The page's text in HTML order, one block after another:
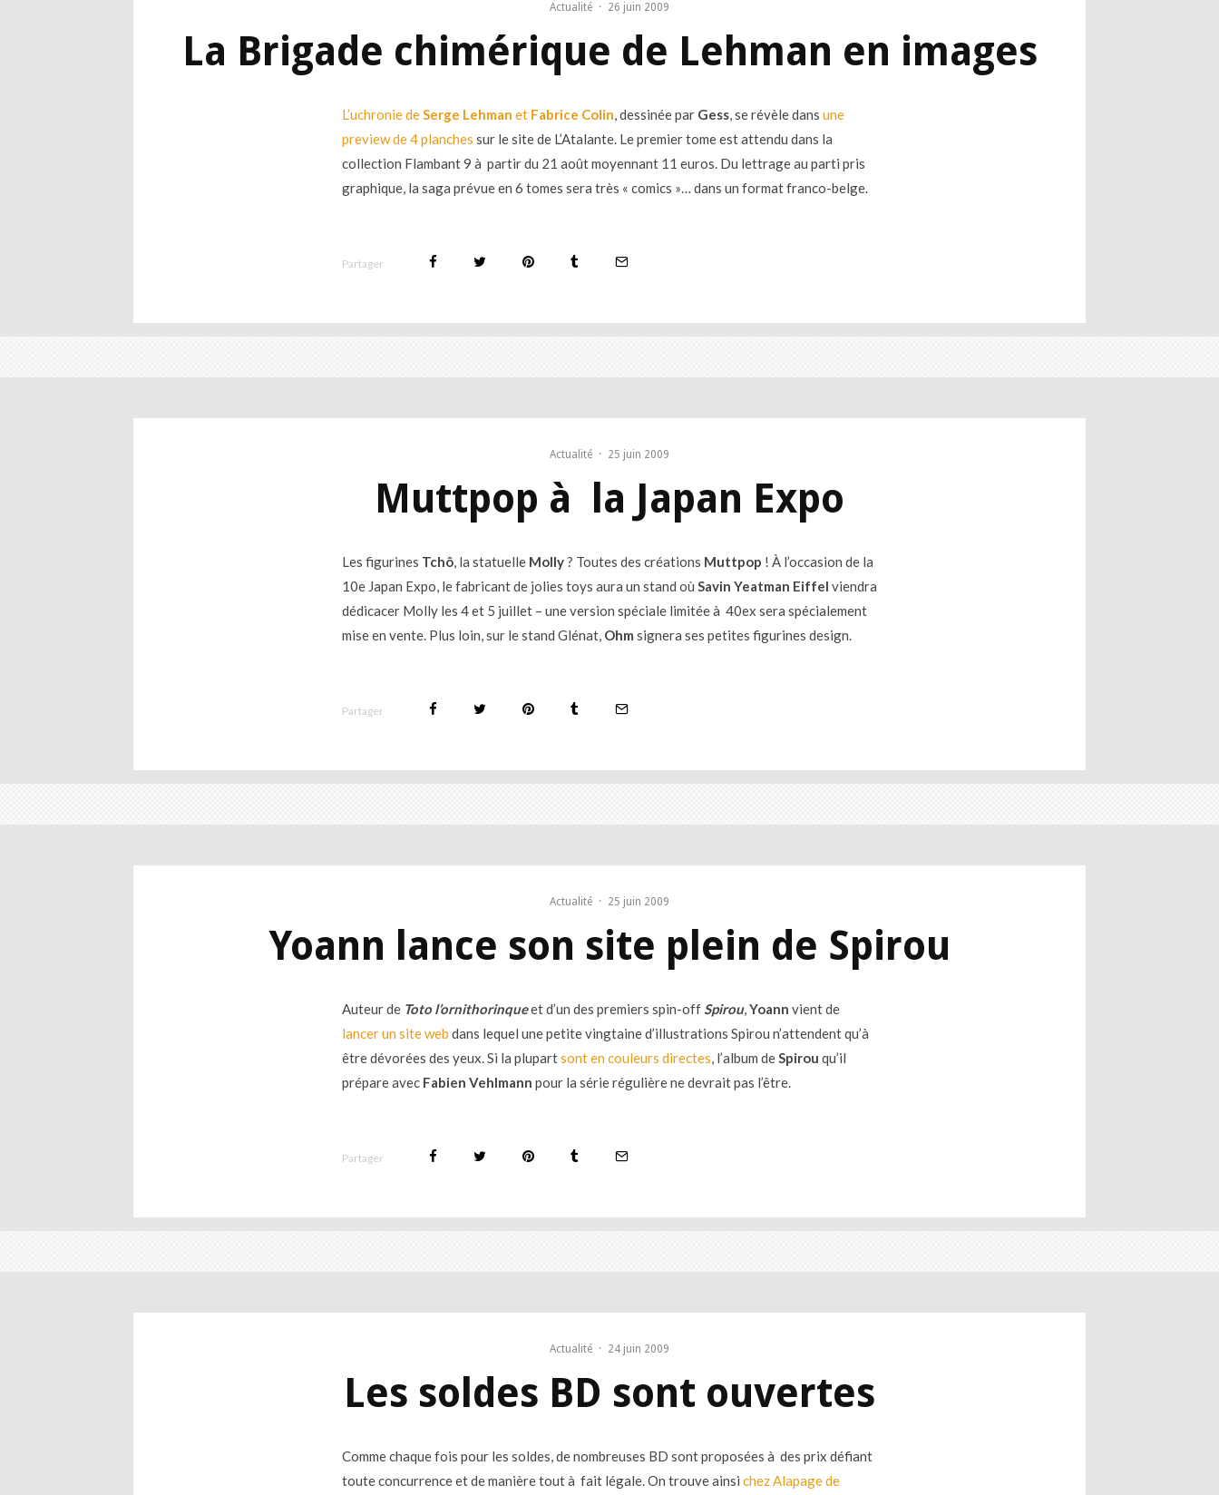
Actualité · 26 juin 2009
La Brigade chimérique de Lehman en images
L’uchronie deSerge Lehman et Fabrice Colin, dessinée par Gess, se révèle dans une
preview de 4 planches sur le site de L’Atalante. Le premier tome est attendu dans la
collection Flambant 9 à partir du 21 août moyennant 11 euros. Du lettrage au parti pris
graphique, la saga prévue en 6 tomes sera très « comics »… dans un format franco-belge.
Partager
Actualité · 25 juin 2009
Muttpop à la Japan Expo
Les figurines Tchô, la statuelle Molly? Toutes des créations Muttpop ! À l’occasion de la
10e Japan Expo, le fabricant de jolies toys aura un stand où Savin Yeatman Eiffel viendra
dédicacer Molly les 4 et 5 juillet – une version spéciale limitée à 40ex sera spécialement
mise en vente. Plus loin, sur le stand Glénat, Ohm signera ses petites figurines design.
Partager
Actualité · 25 juin 2009
Yoann lance son site plein de Spirou
Auteur de Toto l’ornithorinqueet d’un des premiers spin-offSpirou,Yoann vient de
lancer un site web dans lequel une petite vingtaine d’illustrations Spirou n’attendent qu’à
être dévorées des yeux. Si la plupartsont en couleurs directes, l’album deSpirou qu’il
prépare avec Fabien Vehlmann pour la série régulière ne devrait pas l’être.
Partager
Actualité · 24 juin 2009
Les soldes BD sont ouvertes
Comme chaque fois pour les soldes, de nombreuses BD sont proposées à des prix défiant
toute concurrence et de manière tout à fait légale. On trouve ainsi chez Alapage de